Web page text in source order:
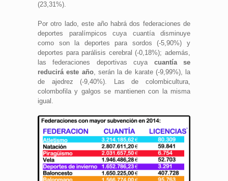
(23,31%).
Por otro lado, este año habrá dos federaciones de
deportes paralímpicos cuya cuantía disminuye
como son la deportes para sordos (-5,90%) y
deportes para parálisis cerebral (-0,18%); además,
las federaciones deportivas cuyacuantía se
reducirá este año, serán la de karate (-9,99%), la
de ajedrez (-9,40%). Las de colombicultura,
colombofila y galgos se mantienen con la misma
igual.